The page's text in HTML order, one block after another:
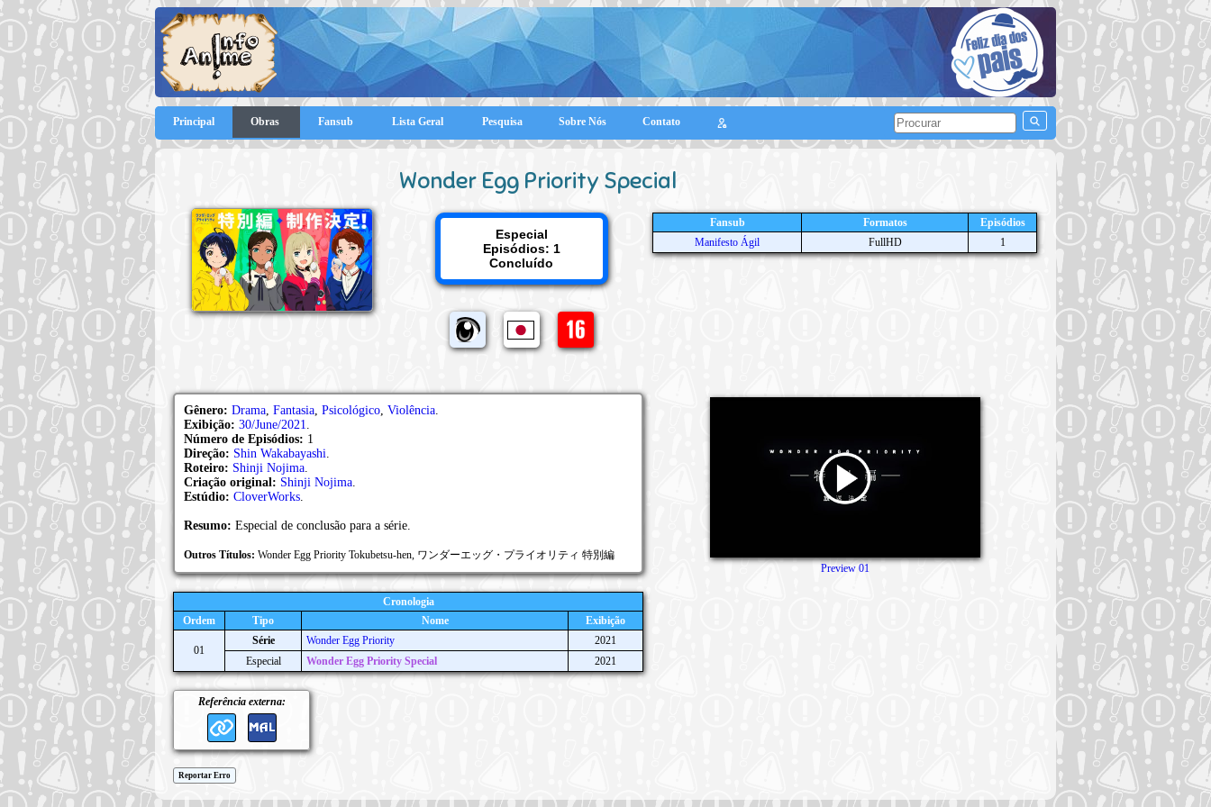
Principal Obras Fansub Lista Geral Pesquisa Sobre Nós Contato
Wonder Egg Priority Special
Especial
Episódios: 1
Concluído
Fansub Formatos
Episódios
Manifesto Ágil
FullHD 1
Gênero: Drama, Fantasia, Psicológico, Violência.
Exibição: 30/June/2021.
Número de Episódios: 1
Direção: Shin Wakabayashi.
Roteiro: Shinji Nojima.
Criação original: Shinji Nojima.
Estúdio: CloverWorks.
Resumo: Especial de conclusão para a série.
Outros Títulos: Wonder Egg Priority Tokubetsu-hen, ワンダーエッグ・プライオリティ 特別編
Cronologia
Ordem
Tipo Nome Exibição
01
Série Wonder Egg Priority
2021
Especial
Wonder Egg Priority Special 2021
Referência externa:
Preview 01
Reportar Erro